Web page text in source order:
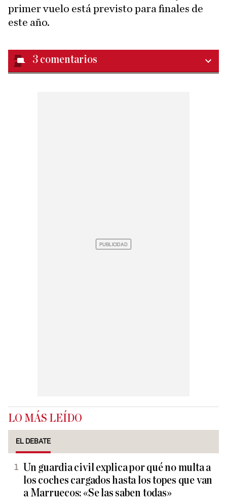
primer vuelo está previsto para finales de
este año.
3 comentarios
LO MÁS LEÍDO
EL DEBATE
Un guardia civil explica por qué no multa a
los coches cargados hasta los topes que van
a Marruecos: «Se las saben todas»